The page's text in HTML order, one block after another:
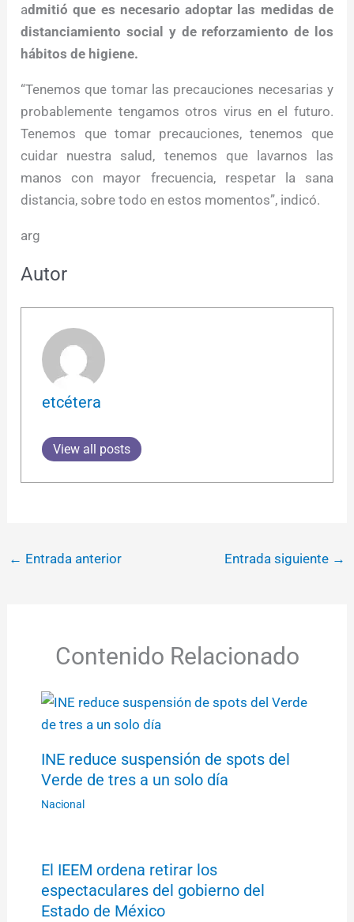
admitió que es necesario adoptar las medidas de
distanciamiento social y de reforzamiento de los
hábitos de higiene.
“Tenemos que tomar las precauciones necesarias y
probablemente tengamos otros virus en el futuro.
Tenemos que tomar precauciones, tenemos que
cuidar nuestra salud, tenemos que lavarnos las
manos con mayor frecuencia, respetar la sana
distancia, sobre todo en estos momentos”, indicó.
arg
Autor
etcétera
View all posts
← Entrada anterior Entrada siguiente →
Contenido Relacionado
INE reduce suspensión de spots del
Verde de tres a un solo día
Nacional
El IEEM ordena retirar los
espectaculares del gobierno del
Estado de México